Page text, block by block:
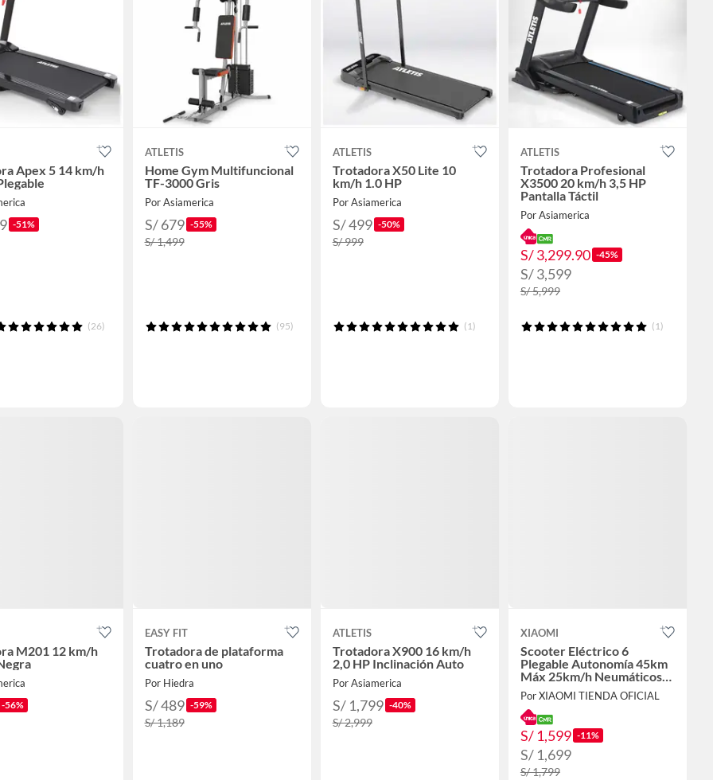
Apex 5 14 km/h
-51%
(26)
ATLETIS
Home Gym Multifuncional
TF-3000 Gris
Por Asiamerica
S/ 679 -55%
S/ 1,499
(95)
ATLETIS
Trotadora X50 Lite 10
km/h 1.0 HP
Por Asiamerica
S/ 499 -50%
S/ 999
(1)
ATLETIS
Trotadora Profesional
X3500 20 km/h 3,5 HP
Pantalla Táctil
Por Asiamerica
S/ 3,299.90 -45%
S/ 3,599
S/ 5,999
(1)
M201 12 km/h
-56%
EASY FIT
Trotadora de plataforma
cuatro en uno
Por Hiedra
S/ 489 -59%
S/ 1,189
ATLETIS
Trotadora X900 16 km/h
2,0 HP Inclinación Auto
Por Asiamerica
S/ 1,799 -40%
S/ 2,999
XIAOMI
Scooter Eléctrico 6
Plegable Autonomía 45km
Máx 25km/h Neumáticos
12" 800W Suspensión
Por XIAOMI TIENDA OFICIAL
S/ 1,599 -11%
S/ 1,699
S/ 1,799